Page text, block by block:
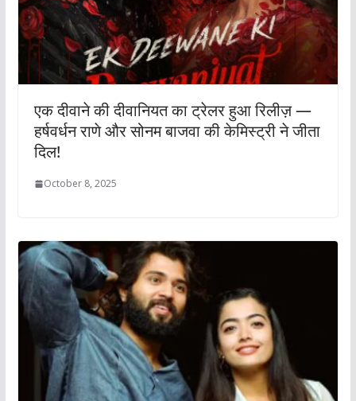
एक दीवाने की दीवानियत का ट्रेलर हुआ रिलीज़ —
हर्षवर्धन राणे और सोनम बाजवा की केमिस्ट्री ने जीता
दिल!
October 8, 2025